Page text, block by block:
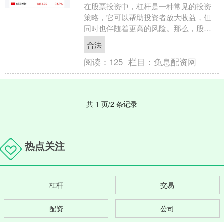
在股票投资中，杠杆是一种常见的投资
策略，它可以帮助投资者放大收益，但
同时也伴随着更高的风险。那么，股票
怎么加杠杆？有哪些合法途径？操作步
骤又是怎样的？本文将为您....
合法
阅读： 125 栏目： 免息配资网
共 1 页/2 条记录
热点关注
杠杆 交易
配资 公司